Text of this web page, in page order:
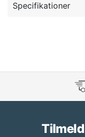
Specifikationer